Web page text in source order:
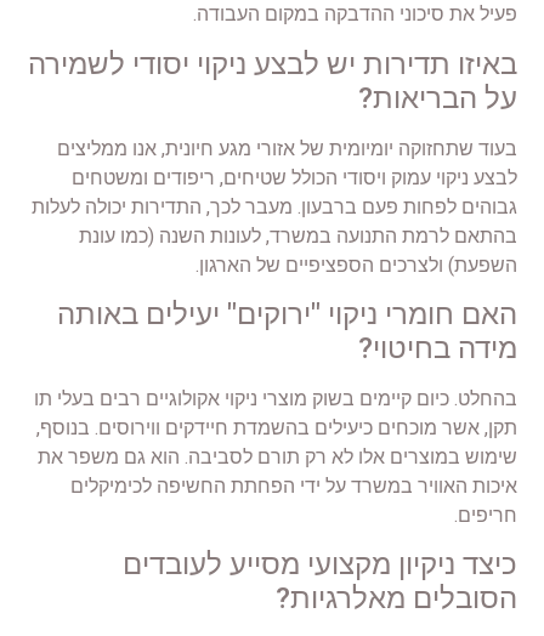
פעיל את סיכוני ההדבקה במקום העבודה.
באיזו תדירות יש לבצע ניקוי יסודי לשמירה
על הבריאות?
בעוד שתחזוקה יומיומית של אזורי מגע חיונית, אנו ממליצים
לבצע ניקוי עמוק ויסודי הכולל שטיחים, ריפודים ומשטחים
גבוהים לפחות פעם ברבעון. מעבר לכך, התדירות יכולה לעלות
בהתאם לרמת התנועה במשרד, לעונות השנה (כמו עונת
השפעת) ולצרכים הספציפיים של הארגון.
האם חומרי ניקוי "ירוקים" יעילים באותה
מידה בחיטוי?
בהחלט. כיום קיימים בשוק מוצרי ניקוי אקולוגיים רבים בעלי תו
תקן, אשר מוכחים כיעילים בהשמדת חיידקים ווירוסים. בנוסף,
שימוש במוצרים אלו לא רק תורם לסביבה. הוא גם משפר את
איכות האוויר במשרד על ידי הפחתת החשיפה לכימיקלים
חריפים.
כיצד ניקיון מקצועי מסייע לעובדים
הסובלים מאלרגיות?